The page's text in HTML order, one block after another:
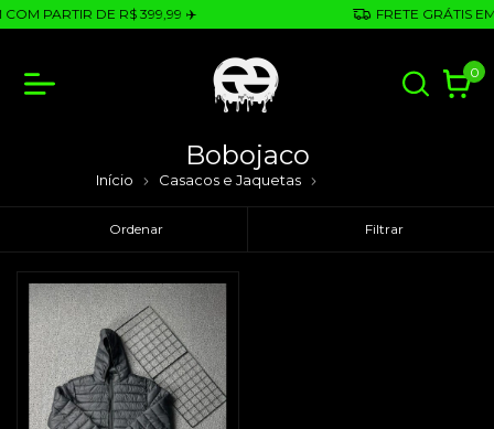
PARTIR DE R$ 399,99 ✈️ FRETE GRÁTIS
0
Bobojaco
Início Casacos e Jaquetas
Ordenar Filtrar